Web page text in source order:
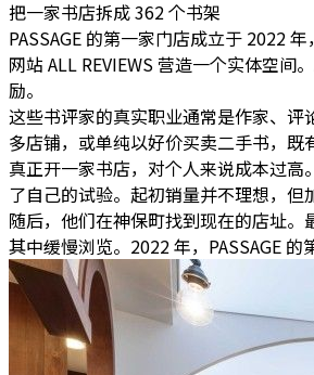
把一家书店拆成 362 个书架
PASSAGE 的第一家门店成立于 2022
网站 ALL REVIEWS 营造一个实体空间
励。
这些书评家的真实职业通常是作家、
多店铺，或单纯以好价买卖二手书， 既
真正开一家书店，对个人来说成本过高
了自己的试验。起初销量并不理想，但
随后，他们在神保町找到现在的店址
其中缓慢浏览。2022 年，PASSAGE